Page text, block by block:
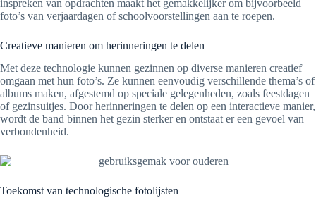
inspreken van opdrachten maakt het gemakkelijker om bijvoorbeeld
foto’s van verjaardagen of schoolvoorstellingen aan te roepen.
Creatieve manieren om herinneringen te delen
Met deze technologie kunnen gezinnen op diverse manieren creatief
omgaan met hun foto’s. Ze kunnen eenvoudig verschillende thema’s of
albums maken, afgestemd op speciale gelegenheden, zoals feestdagen
of gezinsuitjes. Door herinneringen te delen op een interactieve manier,
wordt de band binnen het gezin sterker en ontstaat er een gevoel van
verbondenheid.
Toekomst van technologische fotolijsten